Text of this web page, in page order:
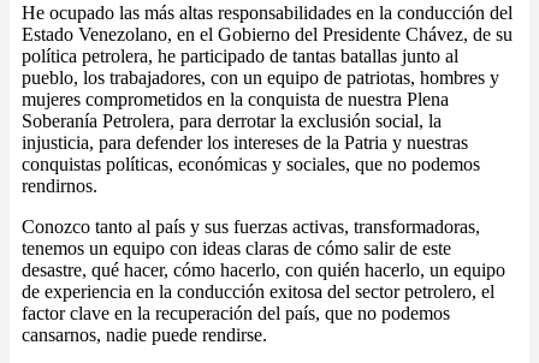
He ocupado las más altas responsabilidades en la conducción del
Estado Venezolano, en el Gobierno del Presidente Chávez, de su
política petrolera, he participado de tantas batallas junto al
pueblo, los trabajadores, con un equipo de patriotas, hombres y
mujeres comprometidos en la conquista de nuestra Plena
Soberanía Petrolera, para derrotar la exclusión social, la
injusticia, para defender los intereses de la Patria y nuestras
conquistas políticas, económicas y sociales, que no podemos
rendirnos.
Conozco tanto al país y sus fuerzas activas, transformadoras,
tenemos un equipo con ideas claras de cómo salir de este
desastre, qué hacer, cómo hacerlo, con quién hacerlo, un equipo
de experiencia en la conducción exitosa del sector petrolero, el
factor clave en la recuperación del país, que no podemos
cansarnos, nadie puede rendirse.